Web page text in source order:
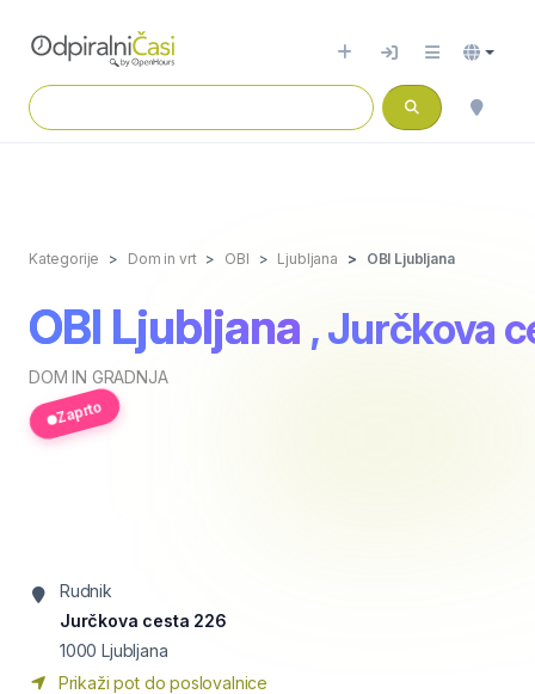
Kategorije Dom in vrt OBI Ljubljana OBI Ljubljana
OBI Ljubljana , Jurčkova
DOM IN GRADNJA
Zaprto
Rudnik
Jurčkova cesta 226
1000 Ljubljana
Prikaži pot do poslovalnice